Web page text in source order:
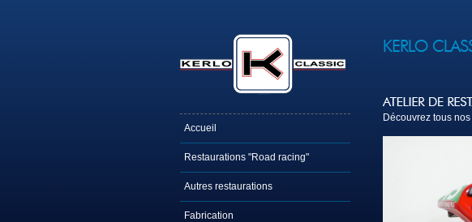
Accueil
Restaurations "Road racing"
Autres restaurations
Fabrication
Découvrez tous nos